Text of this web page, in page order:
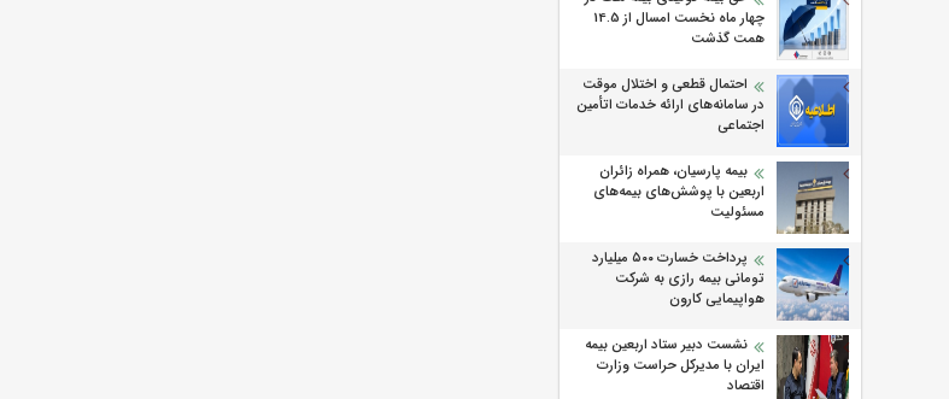
چهار ماه نخست امسال از 14.5
همت گذشت
احتمال قطعی و اختلال موقت
در سامانه‌های ارائه خدمات اتأمین
اجتماعی
بیمه پارسیان، همراه زائران
اربعین با پوشش‌های بیمه‌های
مسئولیت
پرداخت خسارت ۵۰۰ میلیارد
تومانی بیمه رازی به شرکت
هواپیمایی کارون
نشست دبیر ستاد اربعین بیمه
ایران با مدیرکل حراست وزارت
اقتصاد